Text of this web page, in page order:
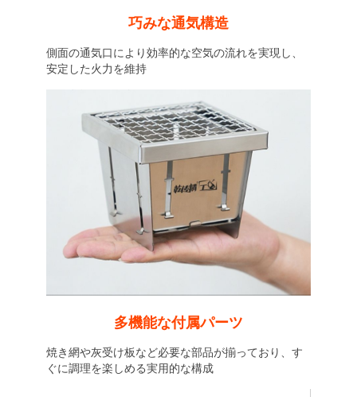
巧みな通気構造
側面の通気口により効率的な空気の流れを実現し、
安定した火力を維持
多機能な付属パーツ
焼き網や灰受け板など必要な部品が揃っており、す
ぐに調理を楽しめる実用的な構成